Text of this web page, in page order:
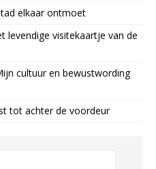
elkaar ontmoet
levendige visitekaartje van de
cultuur en bewustwording
tot achter de voordeur